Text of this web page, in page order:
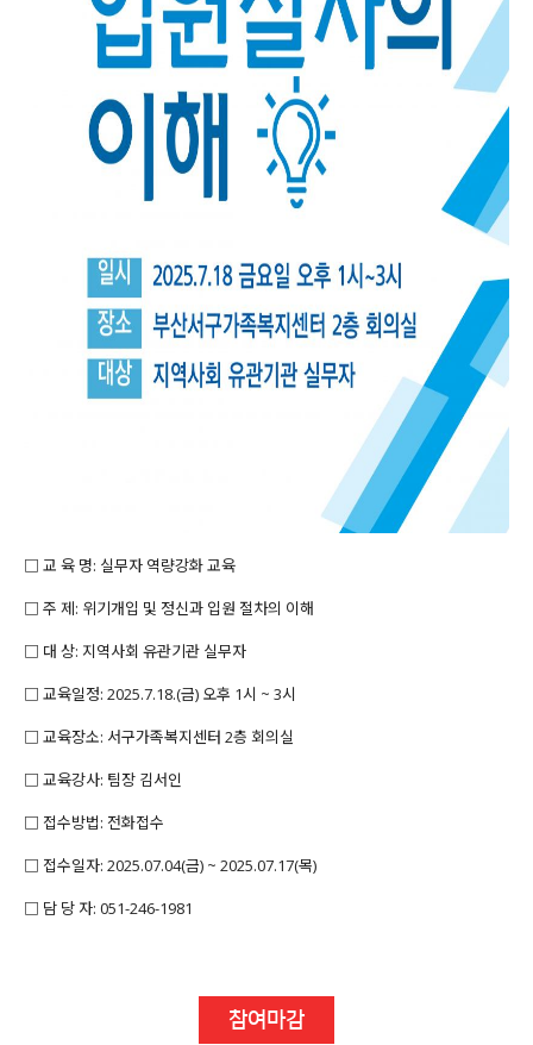
□ 교 육 명: 실무자 역량강화 교육
□ 주 제: 위기개입 및 정신과 입원 절차의 이해
□ 대 상: 지역사회 유관기관 실무자
□ 교육일정: 2025.7.18.(금) 오후 1시 ~ 3시
□ 교육장소: 서구가족복지센터 2층 회의실
□ 교육강사: 팀장 김서인
□ 접수방법: 전화접수
□ 접수일자: 2025.07.04(금) ~ 2025.07.17(목)
□ 담 당 자: 051-246-1981
참여마감